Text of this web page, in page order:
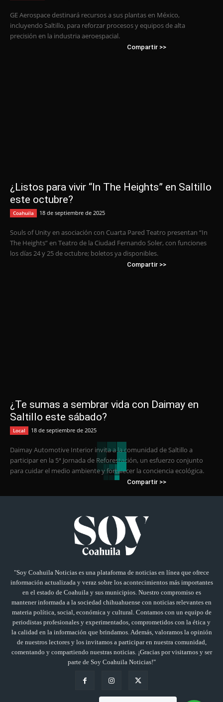
GE Aerospace destinará recursos a sus plantas en México,
incluyendo Saltillo, para reforzar procesos y equipos de alta
precisión en la industria aeroespacial.
Compartir >>
¿Listos para vivir “In The Heights” en Saltillo
este octubre?
Coahuila 18 de septiembre de 2025
Souls of Unity en asociación con Cuarta Pared Teatro presentan “In
The Heights” en Teatro de la Ciudad Fernando Soler, con funciones
los días 24 y 25 de octubre; boletos ya disponibles.
Compartir >>
¿Te sumas a sembrar vida con Daimay en
Saltillo este sábado?
Local 18 de septiembre de 2025
Daimay Automotive Interior invita a la comunidad de Saltillo a
participar en la 5ª Jornada de Reforestación, un esfuerzo conjunto
para cuidar el medio ambiente y fortalecer la conciencia ecológica.
Compartir >>
"Soy Coahuila Noticias es una plataforma de noticias en línea que ofrece
información actualizada y veraz sobre los acontecimientos más importantes
en el estado de Coahuila y sus municipios. Nuestro compromiso es
mantener informada a la sociedad chihuahuense con noticias relevantes en
materia política, social, económica y cultural. Contamos con un equipo de
periodistas profesionales y experimentados, comprometidos con la ética y
la calidad en la información que brindamos. Además, valoramos la opinión
de nuestros lectores y los invitamos a participar en nuestra comunidad,
comentando y compartiendo nuestras noticias. ¡Gracias por visitarnos y ser
parte de Soy Coahuila Noticias!"